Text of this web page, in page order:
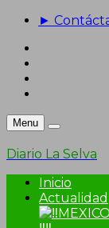
►
Menu
Diario La Selva
Inicio
Actualidad